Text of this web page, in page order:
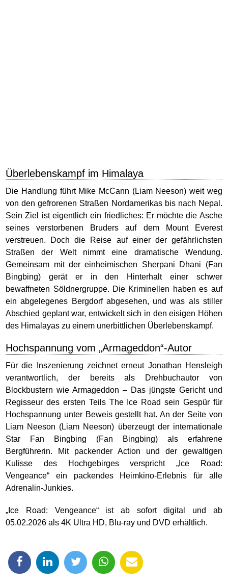
Überlebenskampf im Himalaya
Die Handlung führt Mike McCann (Liam Neeson) weit weg
von den gefrorenen Straßen Nordamerikas bis nach Nepal.
Sein Ziel ist eigentlich ein friedliches: Er möchte die Asche
seines verstorbenen Bruders auf dem Mount Everest
verstreuen. Doch die Reise auf einer der gefährlichsten
Straßen der Welt nimmt eine dramatische Wendung.
Gemeinsam mit der einheimischen Sherpani Dhani (Fan
Bingbing) gerät er in den Hinterhalt einer schwer
bewaffneten Söldnergruppe. Die Kriminellen haben es auf
ein abgelegenes Bergdorf abgesehen, und was als stiller
Abschied geplant war, entwickelt sich in den eisigen Höhen
des Himalayas zu einem unerbittlichen Überlebenskampf.
Hochspannung vom „Armageddon“-Autor
Für die Inszenierung zeichnet erneut Jonathan Hensleigh
verantwortlich, der bereits als Drehbuchautor von
Blockbustern wie Armageddon – Das jüngste Gericht und
Regisseur des ersten Teils The Ice Road sein Gespür für
Hochspannung unter Beweis gestellt hat. An der Seite von
Liam Neeson (Liam Neeson) überzeugt der internationale
Star Fan Bingbing (Fan Bingbing) als erfahrene
Bergführerin. Mit packender Action und der gewaltigen
Kulisse des Hochgebirges verspricht „Ice Road:
Vengeance“ ein packendes Heimkino-Erlebnis für alle
Adrenalin-Junkies.
„Ice Road: Vengeance“ ist ab sofort digital und ab
05.02.2026 als 4K Ultra HD, Blu-ray und DVD erhältlich.